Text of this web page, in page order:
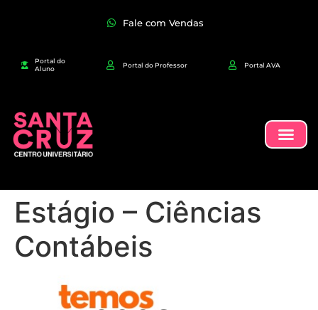
Fale com Vendas
Portal do
Aluno
Portal do Professor Portal AVA
Estágio – Ciências
Contábeis